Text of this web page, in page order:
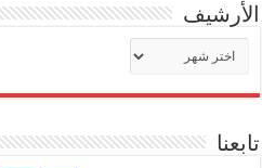
الأرشيف
الأرشيف
تابعنا